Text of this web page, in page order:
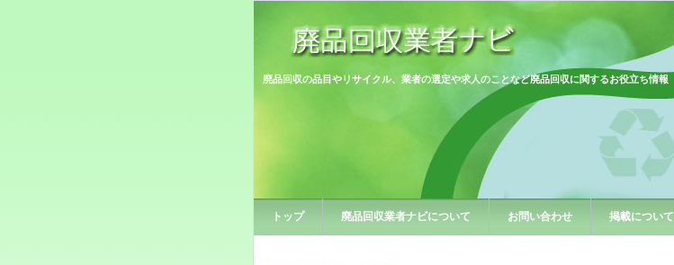
廃品回収の品目やリサイクル、業者の選定や求人のことなど廃品回収に関するお役立ち情報
トップ 廃品回収業者ナビについて お問い合わせ 掲載について